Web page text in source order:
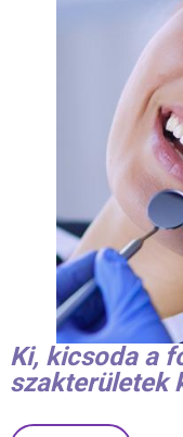
Ki, kicsoda a
szakterületek